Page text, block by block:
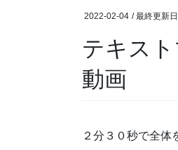
2022-02-04 / 最終更新
テキス
動画
２分３０秒で全体